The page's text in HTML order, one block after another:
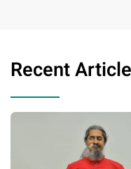
Recent